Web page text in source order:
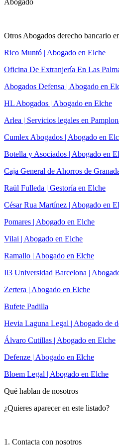
Otros Abogados derecho bancario
Rico Muntó | Abogado en Elche
Oficina De Extranjería En Las
Abogados Defensa | Abogado en
HL Abogados | Abogado en Elche
Arlea | Servicios legales en
Cumlex Abogados | Abogado en
Botella y Asociados | Abogado en
Caja General de Ahorros de
Raül Fulleda | Gestoría en Elche
César Rua Martínez | Abogado en
Pomares | Abogado en Elche
Vilai | Abogado en Elche
Ramallo | Abogado en Elche
Il3 Universidad Barcelona |
Zertera | Abogado en Elche
Bufete Padilla
Hevia Laguna Legal | Abogado de
Álvaro Cutillas | Abogado en Elche
Defenze | Abogado en Elche
Bloem Legal | Abogado en Elche
Qué hablan de nosotros
¿Quieres aparecer en este listado?
1. Contacta con nosotros